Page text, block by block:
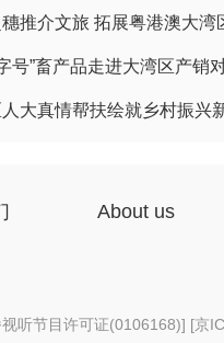
推介文旅 拓展粤港澳大湾
号”畜产品走进大湾区产销
大真情帮扶绘就乡村振兴
About us
听节目许可证(0106168)] [京